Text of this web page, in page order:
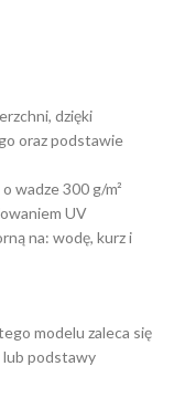
dzięki
oraz podstawie
wadze 300 g/m²
UV
na: wodę, kurz i
modelu zaleca się
lub podstawy